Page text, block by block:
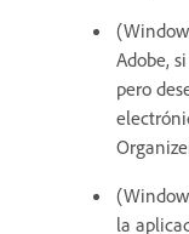
Adobe,
pero
la